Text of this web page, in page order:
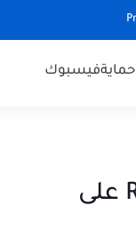
حمايةفيسبوك
ماهو نظام Remix OS وكيف أحمل وأثبت نظام Remix OS على